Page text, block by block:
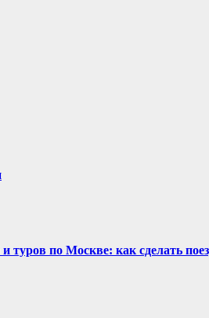
туров по Москве: как сделать